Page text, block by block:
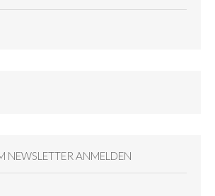
NEWSLETTER ANMELDEN